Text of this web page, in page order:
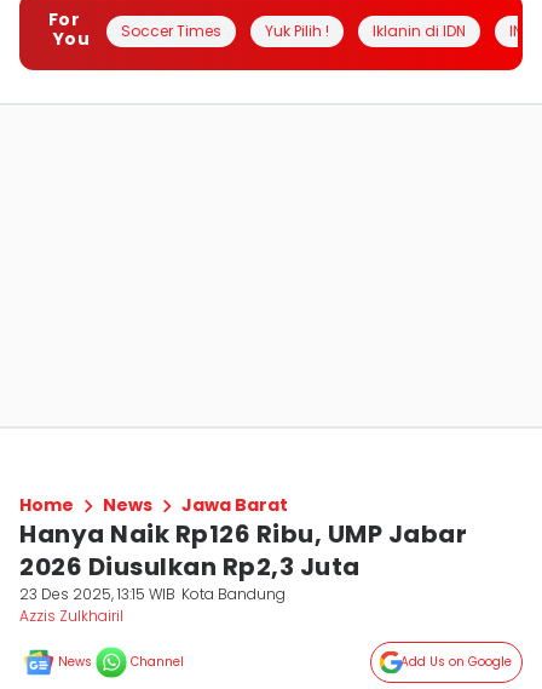
For
You
Soccer Times Yuk Pilih ! Iklanin di IDN
Home News Jawa Barat
Hanya Naik Rp126 Ribu, UMP Jabar
2026 Diusulkan Rp2,3 Juta
23 Des 2025, 13:15 WIB Kota Bandung
Azzis Zulkhairil
News Channel Add Us on Google